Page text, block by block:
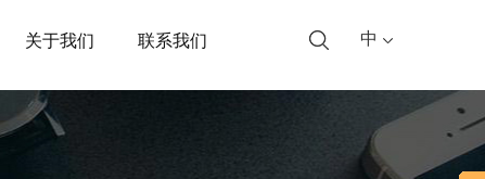
关于我们 联系我们 中